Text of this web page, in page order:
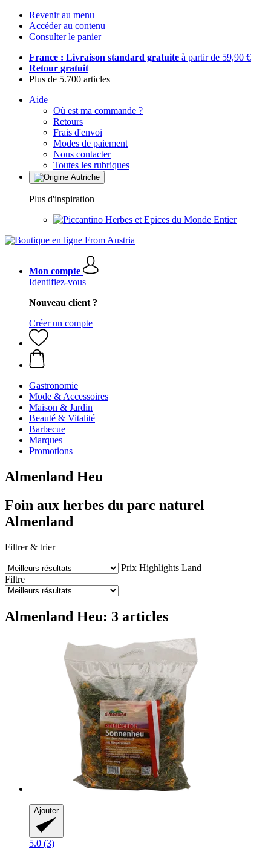
Revenir au menu
Accéder au contenu
Consulter le panier
France : Livraison standard gratuite à partir de 59,90 €
Retour gratuit
Plus de 5.700 articles
Aide
Où est ma commande ?
Retours
Frais d'envoi
Modes de paiement
Nous contacter
Toutes les rubriques
Plus d'inspiration
Herbes et Epices du Monde Entier
Mon compte
Identifiez-vous
Nouveau client ?
Créer un compte
Gastronomie
Mode & Accessoires
Maison & Jardin
Beauté & Vitalité
Barbecue
Marques
Promotions
Almenland Heu
Foin aux herbes du parc naturel
Almenland
Filtrer & trier
Prix Highlights Land
Filtre
Almenland Heu: 3 articles
Ajouter
5.0 (3)